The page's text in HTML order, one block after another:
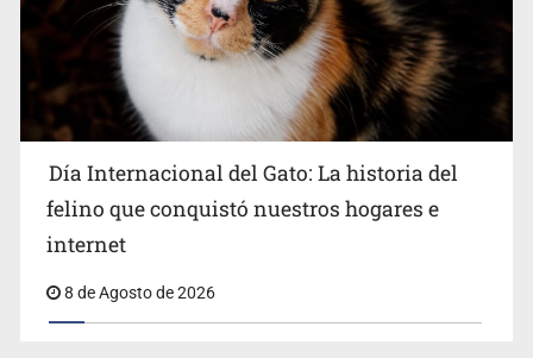
Día Internacional del Gato: La historia del
felino que conquistó nuestros hogares e
internet
8 de Agosto de 2026